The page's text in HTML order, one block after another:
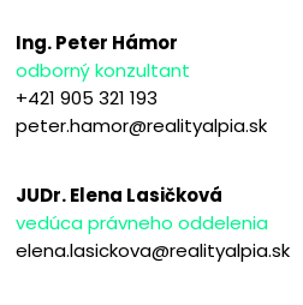
Ing. Peter Hámor
odborný konzultant
+421 905 321 193
peter.hamor@realityalpia.sk
JUDr. Elena Lasičková
vedúca právneho oddelenia
elena.lasickova@realityalpia.sk